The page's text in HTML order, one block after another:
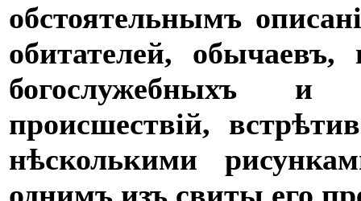
обстоятельнымъ
обитателей, обычаевъ,
богослужебныхъ и
происшествій,
нѣсколькими